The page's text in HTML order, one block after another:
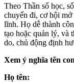
Theo Thần số học,
chuyến đi, cơ hội
lĩnh. Họ dễ thành
tạo hoặc quản lý, và
do, chủ động định
Xem ý nghĩa tên
Họ tên: